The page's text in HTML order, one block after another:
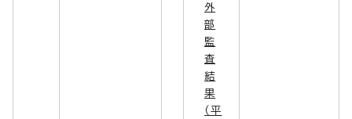
外
部
監
査
結
果
（平